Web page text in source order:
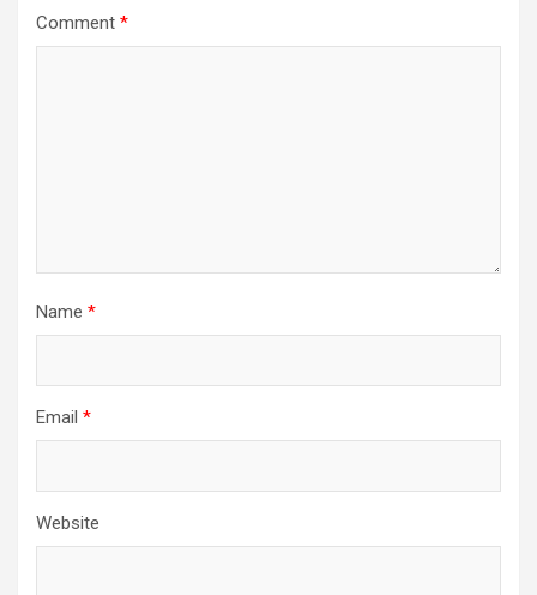
Comment *
Name *
Email *
Website